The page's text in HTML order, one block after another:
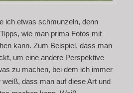
ich etwas schmunzeln, denn
wie man prima Fotos mit
kann. Zum Beispiel, dass man
um eine andere Perspektive
zu machen, bei dem ich immer
dass man auf diese Art und